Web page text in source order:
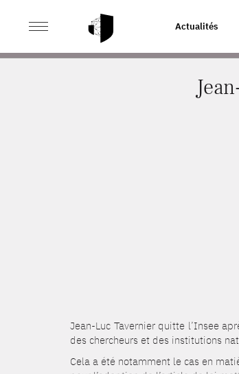
Actualités
ACCUEIL ACTUALITÉS > JEAN-LUC
Jean-Luc Tavernier quitte l’Insee
des chercheurs et des institutions
Cela a été notamment le cas en